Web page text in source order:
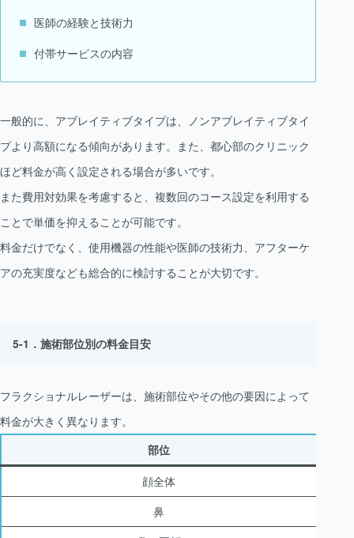
医師の経験と技術力
付帯サービスの内容
一般的に、アブレイティブタイプは、ノンアブレイティブタイ
プより高額になる傾向があります。また、都心部のクリニック
ほど料金が高く設定される場合が多いです。
また費用対効果を考慮すると、複数回のコース設定を利用する
ことで単価を抑えることが可能です。
料金だけでなく、使用機器の性能や医師の技術力、アフターケ
アの充実度なども総合的に検討することが大切です。
施術部位別の料金目安
フラクショナルレーザーは、施術部位やその他の要因によって
料金が大きく異なります。
部位
顔全体
鼻